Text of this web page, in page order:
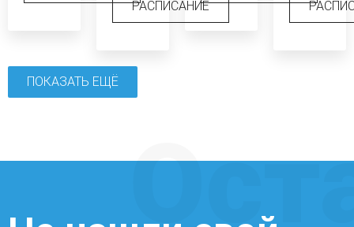
РАСПИСАНИЕ
ПОКАЗАТЬ ЕЩЁ